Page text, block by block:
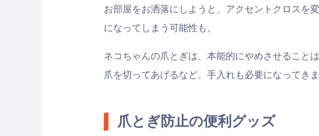
お部屋をお洒落にしようと、アクセントクロスを
になってしまう可能性も。
ネコちゃんの爪とぎは、本能的にやめさせること
爪を切ってあげるなど、手入れも必要になってきま
爪とぎ防止の便利グッズ